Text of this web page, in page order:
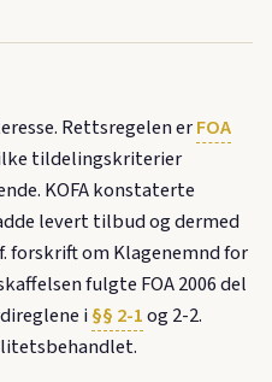
Rettsregelen erFOA
tildelingskriterier
KOFA konstaterte
levert tilbud og dermed
forskrift om Klagenemnd for
fulgte FOA 2006 del
i§§ 2-1og 2-2.